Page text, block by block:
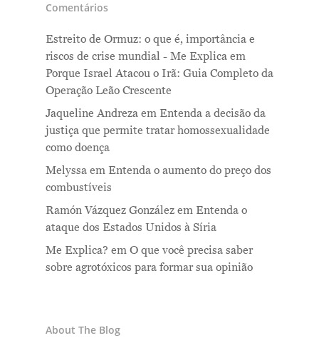
Comentários
Estreito de Ormuz: o que é, importância e
riscos de crise mundial - Me Explica em
Porque Israel Atacou o Irã: Guia Completo da
Operação Leão Crescente
Jaqueline Andreza em Entenda a decisão da
justiça que permite tratar homossexualidade
como doença
Melyssa em Entenda o aumento do preço dos
combustíveis
Ramón Vázquez González em Entenda o
ataque dos Estados Unidos à Síria
Me Explica? em O que você precisa saber
sobre agrotóxicos para formar sua opinião
About The Blog